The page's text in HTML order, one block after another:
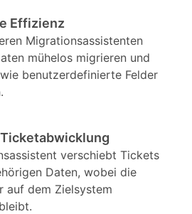
Effizienz
Migrationsassistenten
mühelos migrieren und
benutzerdefinierte Felder
verschiebt Tickets
Daten, wobei die
auf dem Zielsystem